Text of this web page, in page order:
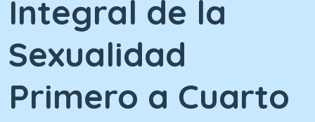
Integral de la
Sexualidad
Primero a Cuarto